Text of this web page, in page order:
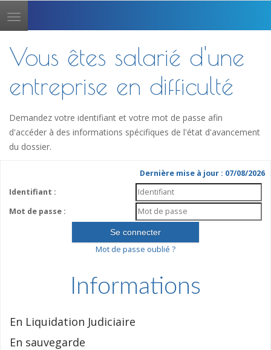
Toggle
navigation
Vous êtes salarié d'une
entreprise en difficulté
Demandez votre identifiant et votre mot de passe afin
d'accéder à des informations spécifiques de l'état d'avancement
du dossier.
Dernière mise à jour : 07/08/2026
Identifiant :
Mot de passe :
Mot de passe oublié ?
Informations
En Liquidation Judiciaire
En sauvegarde